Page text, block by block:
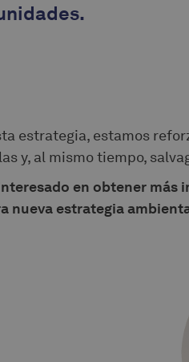
estrategia, estamos
y, al mismo tiempo,
en obtener
nueva estrategia